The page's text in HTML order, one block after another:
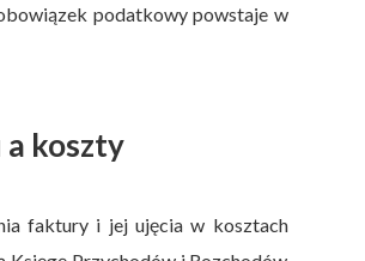
podatkowy powstaje w
koszty
faktury i jej ujęcia w kosztach